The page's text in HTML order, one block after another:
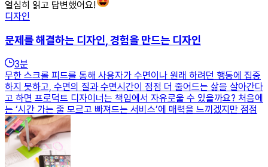
열심히 읽고 답변했어요!
디자인
문제를 해결하는 디자인, 경험을 만드는 디자인
3분
무한 스크롤 피드를 통해 사용자가 수면이나 원래 하려던 행동에 집중
하지 못하고, 수면의 질과 수면시간이 점점 더 줄어드는 삶을 살아간다
고 하면 프로덕트 디자이너는 책임에서 자유로울 수 있을까요? 처음에
는 ‘시간 가는 줄 모르고 빠져드는 서비스’에 매력을 느끼겠지만 점점